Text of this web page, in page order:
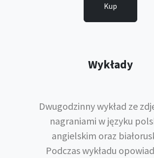
Kup
Wykłady
Dwugodzinny wykład ze
nagraniami w języku
angielskim oraz
Podczas wykładu